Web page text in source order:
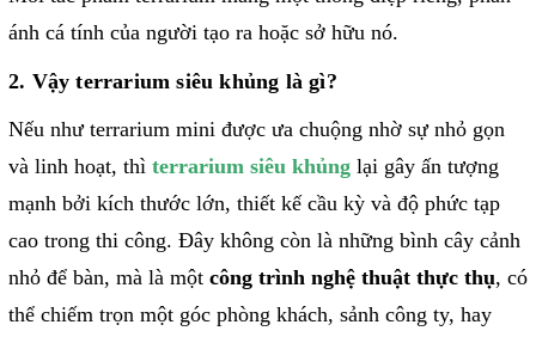
ánh cá tính của người tạo ra hoặc sở hữu nó.
2. Vậy terrarium siêu khủng là gì?
Nếu như terrarium mini được ưa chuộng nhờ sự nhỏ gọn
và linh hoạt, thì terrarium siêu khủng lại gây ấn tượng
mạnh bởi kích thước lớn, thiết kế cầu kỳ và độ phức tạp
cao trong thi công. Đây không còn là những bình cây cảnh
nhỏ để bàn, mà là một công trình nghệ thuật thực thụ, có
thể chiếm trọn một góc phòng khách, sảnh công ty, hay